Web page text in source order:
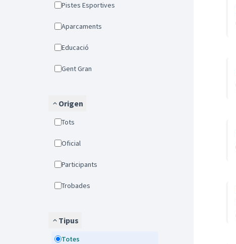
Pistes Esportives
Aparcaments
Educació
Gent Gran
Origen
Tots
Oficial
Participants
Trobades
Tipus
Totes